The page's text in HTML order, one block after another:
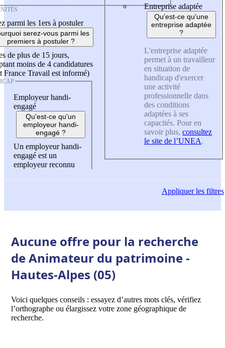
parmi les 1ers à postuler
serez-vous parmi les
premiers à postuler ?
de plus de 15 jours,
moins de 4 candidatures
France Travail est informé)
Employeur handi-
engagé
Qu'est-ce qu'un
employeur handi-
engagé ?
Un employeur handi-
engagé est un
employeur reconnu
Entreprise adaptée
Qu'est-ce qu'une
entreprise adaptée
?
L'entreprise adaptée
permet à un travailleur
en situation de
handicap d'exercer
une activité
professionnelle dans
des conditions
adaptées à ses
capacités. Pour en
savoir plus, consultez
le site de l’UNEA.
Appliquerles filtres
Aucune offre pour la recherche
de Animateur du patrimoine -
Hautes-Alpes (05)
Voici quelques conseils : essayez d’autres mots clés, vérifiez
l’orthographe ou élargissez votre zone géographique de
recherche.